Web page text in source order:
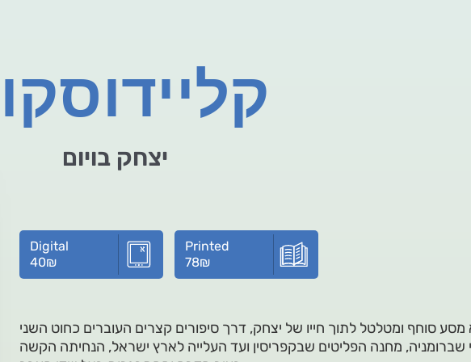
יצחק בויום
Digital
40₪
Printed
78₪
מסע סוחף ומטלטל לתוך חייו של יצחק, דרך סיפורים קצרים העוברים כחוט השני
שברומניה, מחנה הפליטים שבקפריסין ועד העלייה לארץ ישראל, הנחיתה הקשה